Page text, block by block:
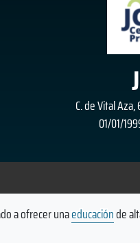
C. de Vital
01/01/
a ofrecer unaeducaciónde